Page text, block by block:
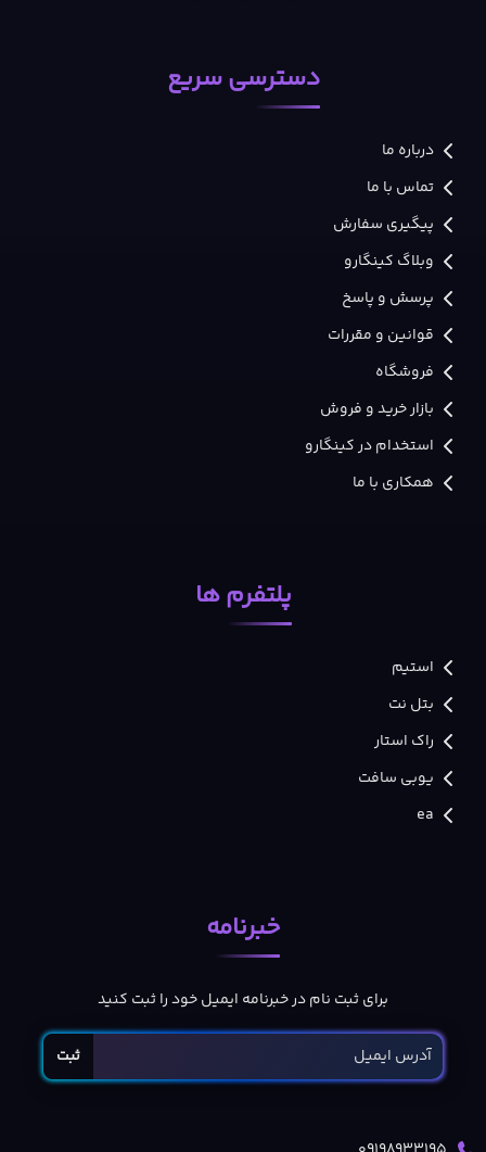
دسترسی سریع
درباره ما
تماس با ما
پیگیری سفارش
وبلاگ کینگارو
پرسش و پاسخ
قوانین و مقررات
فروشگاه
بازار خرید و فروش
استخدام در کینگارو
همکاری با ما
پلتفرم ها
استیم
بتل نت
راک استار
یوبی سافت
ea
خبرنامه
برای ثبت نام در خبرنامه ایمیل خود را ثبت کنید
ثبت